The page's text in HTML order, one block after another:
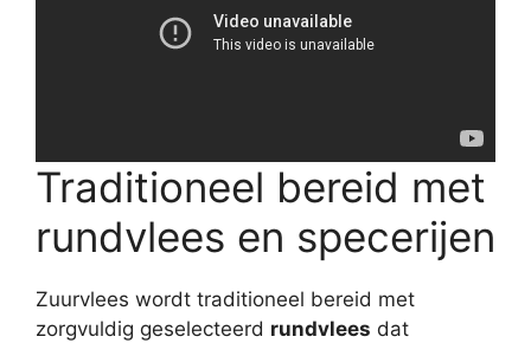
Traditioneel bereid met
rundvlees en specerijen
Zuurvlees wordt traditioneel bereid met
zorgvuldig geselecteerd rundvlees dat